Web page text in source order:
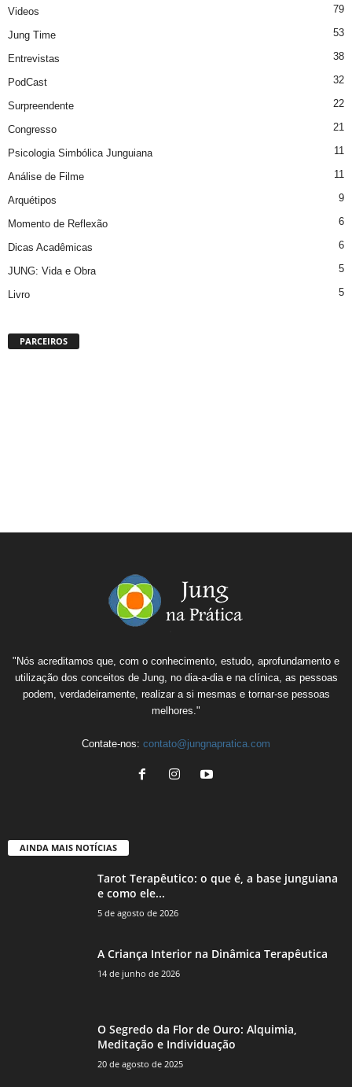
Videos 79
Jung Time 53
Entrevistas 38
PodCast 32
Surpreendente 22
Congresso 21
Psicologia Simbólica Junguiana 11
Análise de Filme 11
Arquétipos 9
Momento de Reflexão 6
Dicas Acadêmicas 6
JUNG: Vida e Obra 5
Livro 5
PARCEIROS
"Nós acreditamos que, com o conhecimento, estudo, aprofundamento e
utilização dos conceitos de Jung, no dia-a-dia e na clínica, as pessoas
podem, verdadeiramente, realizar a si mesmas e tornar-se pessoas
melhores."
Contate-nos: contato@jungnapratica.com
AINDA MAIS NOTÍCIAS
Tarot Terapêutico: o que é, a base junguiana
e como ele...
5 de agosto de 2026
A Criança Interior na Dinâmica Terapêutica
14 de junho de 2026
O Segredo da Flor de Ouro: Alquimia,
Meditação e Individuação
20 de agosto de 2025